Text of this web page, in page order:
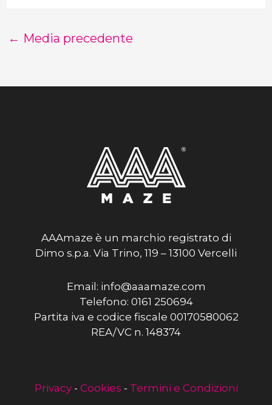
← Media precedente
AAAmaze è un marchio registrato di
Dimo s.p.a. Via Trino, 119 – 13100 Vercelli
Email: info@aaamaze.com
Telefono: 0161 250694
Partita iva e codice fiscale 00170580062
REA/VC n. 148374
Privacy- Cookies - Termini e Condizioni